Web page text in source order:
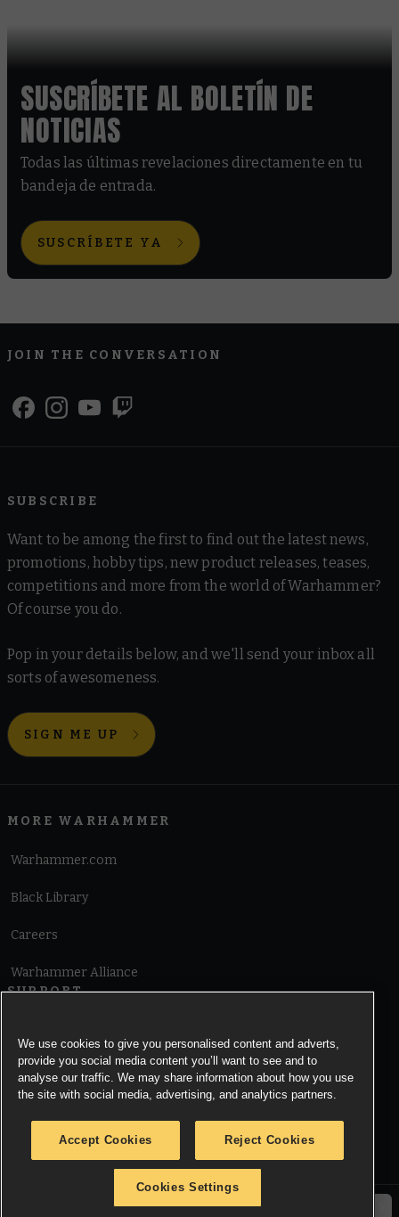
SUSCRÍBETE AL BOLETÍN DE
NOTICIAS
Todas las últimas revelaciones directamente en tu
bandeja de entrada.
SUSCRÍBETE YA
JOIN THE CONVERSATION
SUBSCRIBE
Want to be among the first to find out the latest news,
promotions, hobby tips, new product releases, teases,
competitions and more from the world of Warhammer?
Of course you do.
Pop in your details below, and we'll send your inbox all
sorts of awesomeness.
SIGN ME UP
MORE WARHAMMER
Warhammer.com
Black Library
Careers
Warhammer Alliance
SUPPORT
Cookie Notice
© Copyright Games Workshop Limited 2026.
We use cookies to give you personalised content and adverts,
provide you social media content you’ll want to see and to
analyse our traffic. We may share information about how you use
the site with social media, advertising, and analytics partners.
Accept Cookies Reject Cookies
Cookies Settings